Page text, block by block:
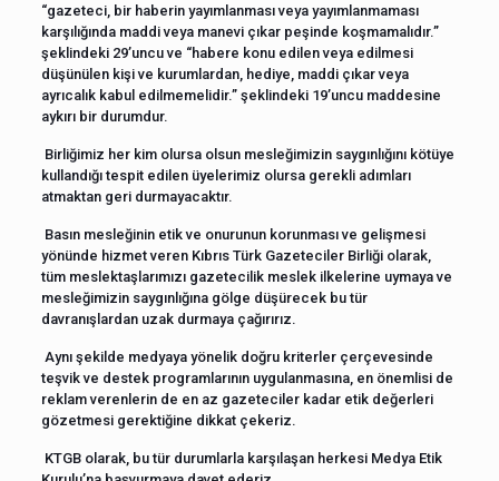
“gazeteci, bir haberin yayımlanması veya yayımlanmaması
karşılığında maddi veya manevi çıkar peşinde koşmamalıdır.”
şeklindeki 29’uncu ve “habere konu edilen veya edilmesi
düşünülen kişi ve kurumlardan, hediye, maddi çıkar veya
ayrıcalık kabul edilmemelidir.” şeklindeki 19’uncu maddesine
aykırı bir durumdur.
Birliğimiz her kim olursa olsun mesleğimizin saygınlığını kötüye
kullandığı tespit edilen üyelerimiz olursa gerekli adımları
atmaktan geri durmayacaktır.
Basın mesleğinin etik ve onurunun korunması ve gelişmesi
yönünde hizmet veren Kıbrıs Türk Gazeteciler Birliği olarak,
tüm meslektaşlarımızı gazetecilik meslek ilkelerine uymaya ve
mesleğimizin saygınlığına gölge düşürecek bu tür
davranışlardan uzak durmaya çağırırız.
Aynı şekilde medyaya yönelik doğru kriterler çerçevesinde
teşvik ve destek programlarının uygulanmasına, en önemlisi de
reklam verenlerin de en az gazeteciler kadar etik değerleri
gözetmesi gerektiğine dikkat çekeriz.
KTGB olarak, bu tür durumlarla karşılaşan herkesi Medya Etik